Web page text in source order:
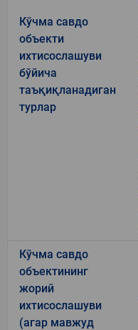
Кўчма савдо
объекти
ихтисослашуви
бўйича
таъқиқланадиган
турлар
Кўчма савдо
объектининг
жорий
ихтисослашуви
(агар мавжуд